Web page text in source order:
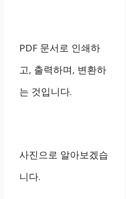
PDF 문서로 인쇄하
고, 출력하며, 변환하
는 것입니다.
사진으로 알아보겠습
니다.